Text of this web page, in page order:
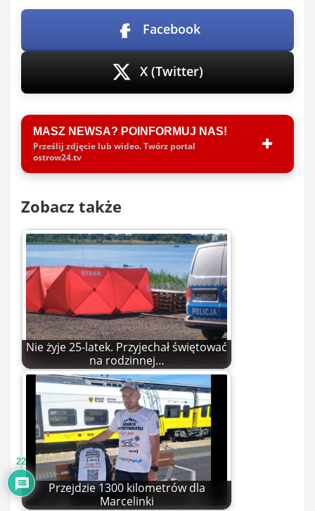
Facebook
X (Twitter)
MASZ NEWSA? POINFORMUJ NAS!
Prześlij zdjęcie lub wideo. Twórz portal
ostrow24.tv
Zobacz także
Nie żyje 25-latek. Przyjechał świętować
na rodzinnej…
Przejdzie 1300 kilometrów dla
Marcelinki
22